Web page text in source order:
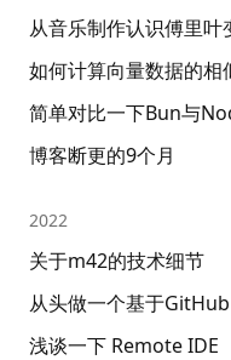
从音乐制作认识傅里叶
如何计算向量数据的相
简单对比一下Bun与
博客断更的9个月
2022
关于m42的技术细节
从头做一个基于
浅谈一下 Remote IDE